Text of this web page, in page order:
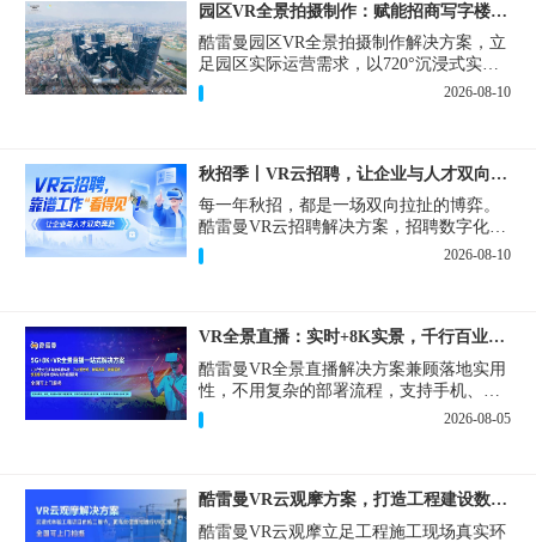
园区VR全景拍摄制作：赋能招商写字楼出租运维巡检多场景
酷雷曼园区VR全景拍摄制作解决方案，立
足园区实际运营需求，以720°沉浸式实景
复刻为核心，精准破解园区对外营销、对
内管理中的各类痛点，将线下实景转化为
2026-08-10
秋招季丨VR云招聘，让企业与人才双向奔赴！
每一年秋招，都是一场双向拉扯的博弈。
酷雷曼VR云招聘解决方案，招聘数字化的
实用工具，告别“信息博弈”，真正实现企
业与人才双向奔赴。
2026-08-10
VR全景直播：实时+8K实景，千行百业的数字化利器
酷雷曼VR全景直播解决方案兼顾落地实用
性，不用复杂的部署流程，支持手机、网
页多端访问，解决各行各业 “看得见、信
得过、降成本、提转化” 的实际难题。
2026-08-05
酷雷曼VR云观摩方案，打造工程建设数字化观摩新范式
酷雷曼VR云观摩立足工程施工现场真实环